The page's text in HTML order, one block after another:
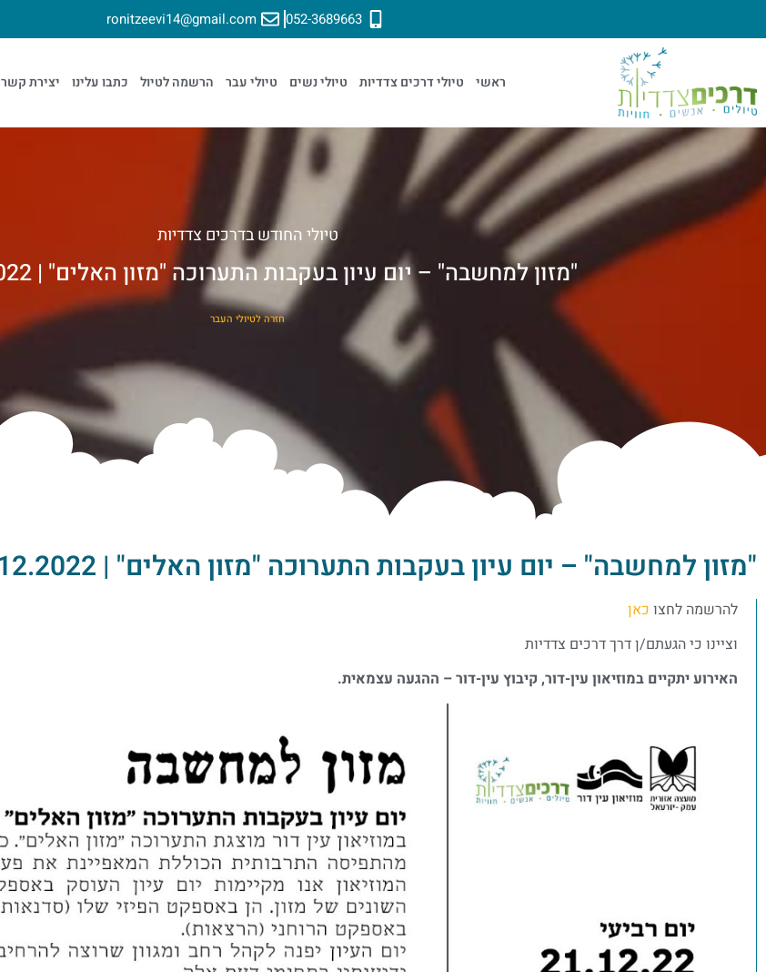
052-3689663
ronitzeevi14@gmail.com
ראשי טיולי דרכים צדדיות טיולי נשים טיולי עבר הרשמה לטיול כתבו עלינו יצירת קשר
טיולי החודש בדרכים צדדיות
"מזון למחשבה" – יום עיון בעקבות התערוכה "מזון האלים" | 21.12.2022
חזרה לטיולי העבר
"מזון למחשבה" – יום עיון בעקבות התערוכה "מזון האלים" | 21.12.2022
להרשמה לחצו כאן
וציינו כי הגעתם/ן דרך דרכים צדדיות
האירוע יתקיים במוזיאון עין-דור, קיבוץ עין-דור – ההגעה עצמאית.